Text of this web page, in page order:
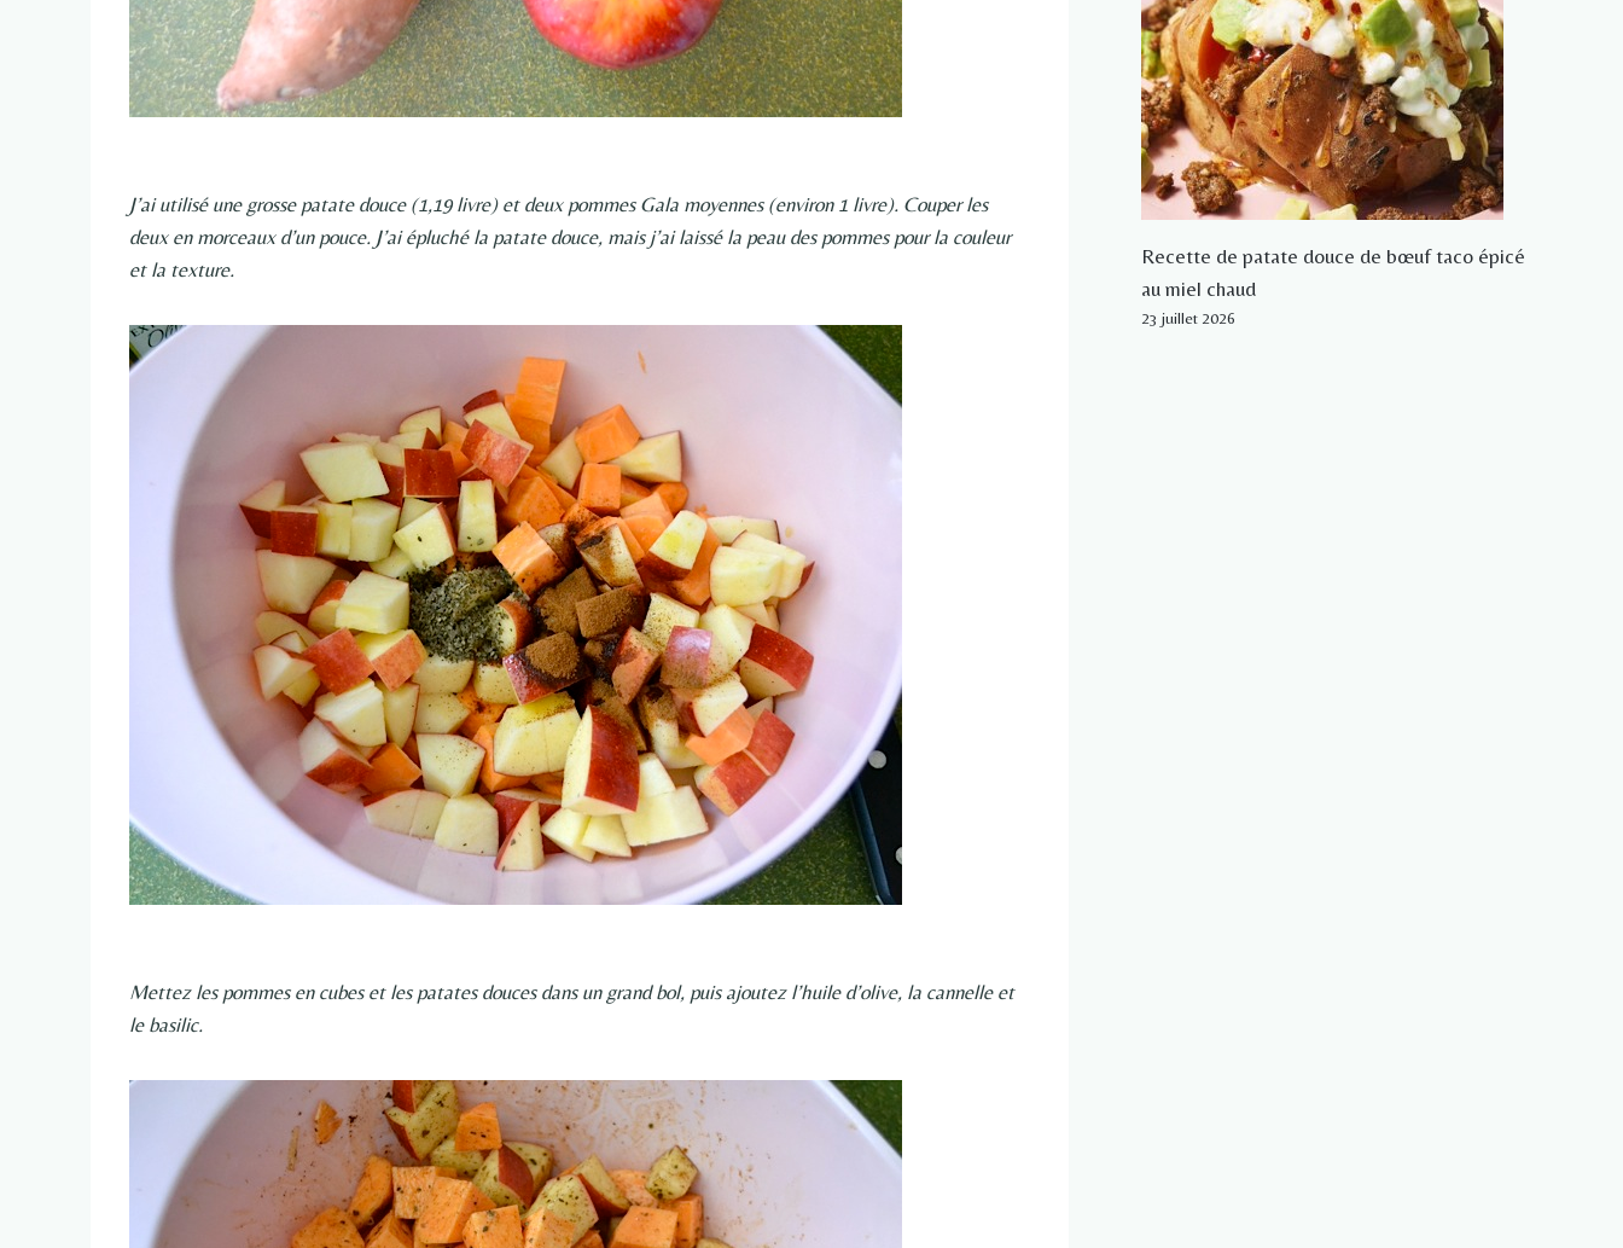
J’ai utilisé une grosse patate douce (1,19 livre) et deux pommes Gala moyennes (environ 1 livre). Couper les
deux en morceaux d’un pouce. J’ai épluché la patate douce, mais j’ai laissé la peau des pommes pour la couleur
et la texture.
Mettez les pommes en cubes et les patates douces dans un grand bol, puis ajoutez l’huile d’olive, la cannelle et
le basilic.
Recette de patate douce de bœuf taco épicé
au miel chaud
23 juillet 2026